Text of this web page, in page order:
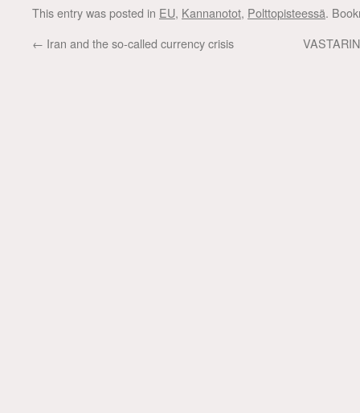
This entry was posted in EU, Kannanotot, Polttopisteessä.
← Iran and the so-called currency crisis